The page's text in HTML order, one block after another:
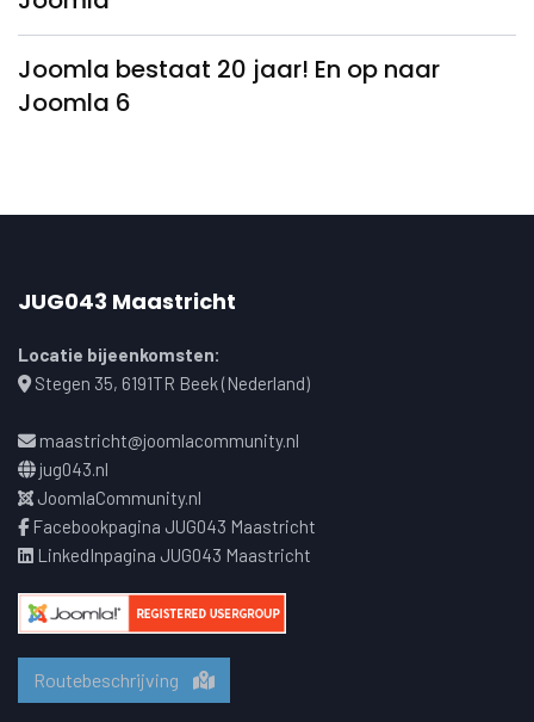
Joomla bestaat 20 jaar! En op naar
Joomla 6
JUG043 Maastricht
Locatie bijeenkomsten:
Stegen 35, 6191TR Beek (Nederland)
maastricht@joomlacommunity.nl
jug043.nl
JoomlaCommunity.nl
Facebookpagina JUG043 Maastricht
LinkedInpagina JUG043 Maastricht
Routebeschrijving